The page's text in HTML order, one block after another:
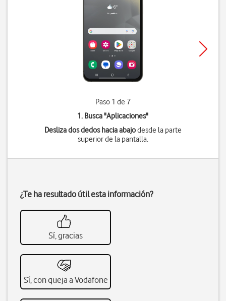
Paso 1 de 7
1. Busca "Aplicaciones"
Desliza dos dedos hacia abajodesde la parte
superior de la pantalla.
¿Te ha resultado útil esta información?
Sí, gracias
Sí, con queja a Vodafone